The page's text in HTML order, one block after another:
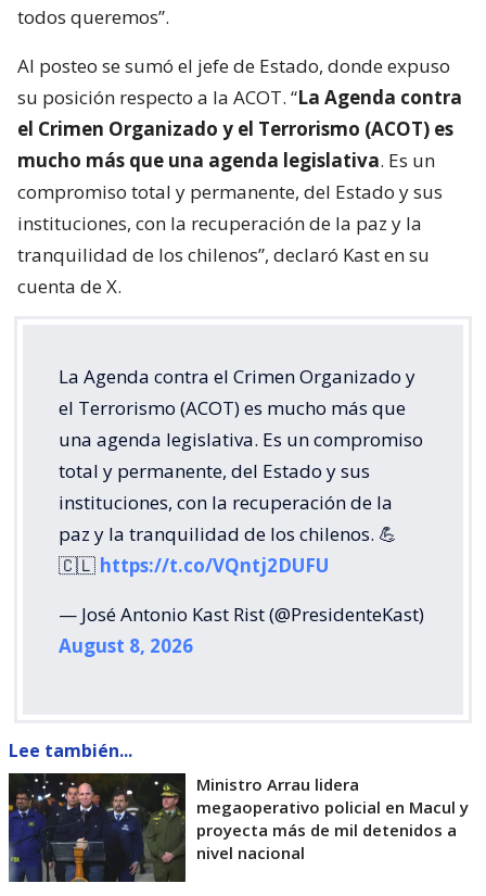
todos queremos”.
Al posteo se sumó el jefe de Estado, donde expuso
su posición respecto a la ACOT. “La Agenda contra
el Crimen Organizado y el Terrorismo (ACOT) es
mucho más que una agenda legislativa. Es un
compromiso total y permanente, del Estado y sus
instituciones, con la recuperación de la paz y la
tranquilidad de los chilenos”, declaró Kast en su
cuenta de X.
La Agenda contra el Crimen Organizado y
el Terrorismo (ACOT) es mucho más que
una agenda legislativa. Es un compromiso
total y permanente, del Estado y sus
instituciones, con la recuperación de la
paz y la tranquilidad de los chilenos. 💪
🇨🇱 https://t.co/VQntj2DUFU
— José Antonio Kast Rist (@PresidenteKast)
August 8, 2026
Lee también...
Ministro Arrau lidera
megaoperativo policial en Macul y
proyecta más de mil detenidos a
nivel nacional